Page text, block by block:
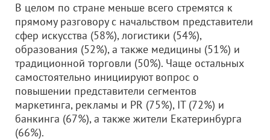
В целом по стране меньше всего стремятся к
прямому разговору с начальством представители
сфер искусства (58%), логистики (54%),
образования (52%), а также медицины (51%) и
традиционной торговли (50%). Чаще остальных
самостоятельно инициируют вопрос о
повышении представители сегментов
маркетинга, рекламы и PR (75%), IT (72%) и
банкинга (67%), а также жители Екатеринбурга
(66%).